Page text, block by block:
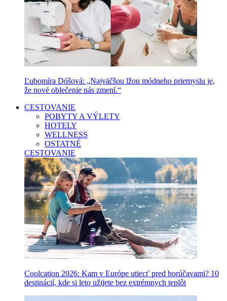
Ľubomíra Dóšová: „Najväčšou lžou módneho priemyslu je,
že nové oblečenie nás zmení.“
CESTOVANIE
POBYTY A VÝLETY
HOTELY
WELLNESS
OSTATNÉ
CESTOVANIE
Coolcation 2026: Kam v Európe utiecť pred horúčavami? 10
destinácií, kde si leto užijete bez extrémnych teplôt